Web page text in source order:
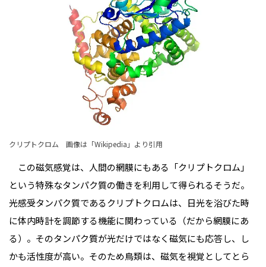
クリプトクロム 画像は「Wikipedia 」より引用
この磁気感覚は、人間の網膜にもある「クリプトクロム」
という特殊なタンパク質の働きを利用して得られるそうだ。
光感受タンパク質であるクリプトクロムは、日光を浴びた時
に体内時計を調節する機能に関わっている（だから網膜にあ
る）。そのタンパク質が光だけではなく磁気にも応答し、し
かも活性度が高い。そのため鳥類は、磁気を視覚としてとら